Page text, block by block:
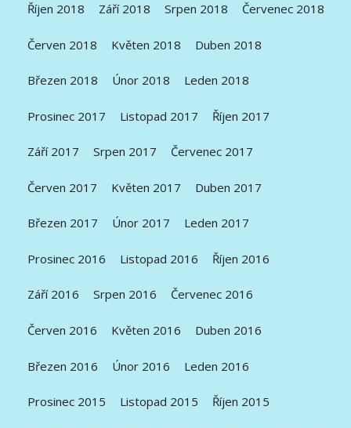
Říjen 2018 Září 2018 Srpen 2018 Červenec 2018
Červen 2018 Květen 2018 Duben 2018
Březen 2018 Únor 2018 Leden 2018
Prosinec 2017 Listopad 2017 Říjen 2017
Září 2017 Srpen 2017 Červenec 2017
Červen 2017 Květen 2017 Duben 2017
Březen 2017 Únor 2017 Leden 2017
Prosinec 2016 Listopad 2016 Říjen 2016
Září 2016 Srpen 2016 Červenec 2016
Červen 2016 Květen 2016 Duben 2016
Březen 2016 Únor 2016 Leden 2016
Prosinec 2015 Listopad 2015 Říjen 2015